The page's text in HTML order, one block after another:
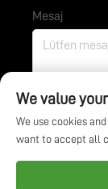
Mesaj
We value
We use cookies
want to accept all